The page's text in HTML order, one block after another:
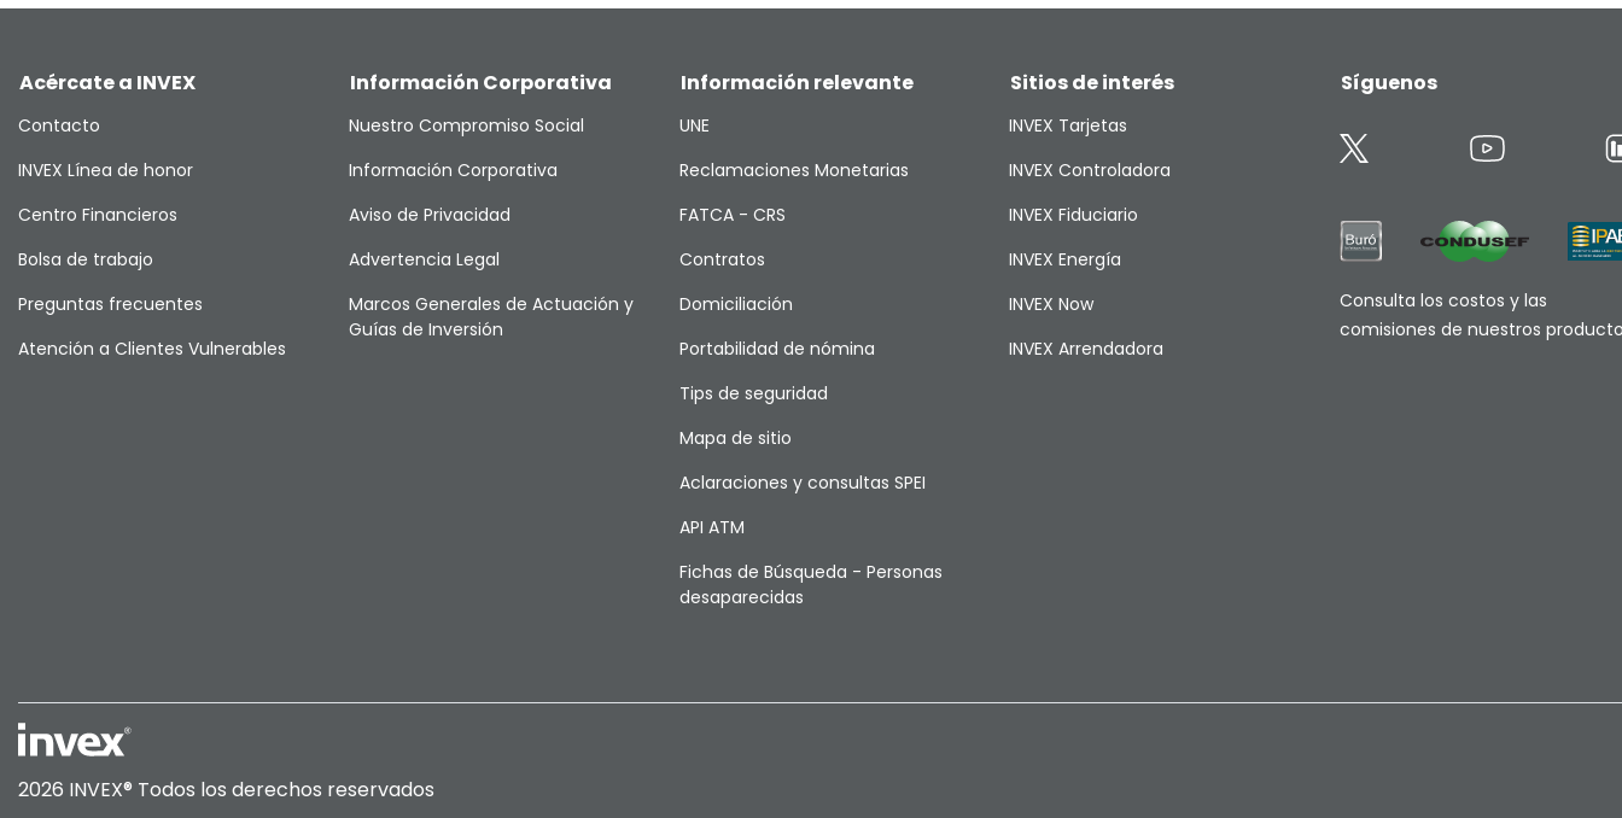
Acércate a INVEX
Contacto
INVEX Línea de honor
Centro Financieros
Bolsa de trabajo
Preguntas frecuentes
Atención a Clientes Vulnerables
Información Corporativa
Nuestro Compromiso Social
Información Corporativa
Aviso de Privacidad
Advertencia Legal
Marcos Generales de Actuación y
Guías de Inversión
Información relevante
UNE
Reclamaciones Monetarias
FATCA - CRS
Contratos
Domiciliación
Portabilidad de nómina
Tips de seguridad
Mapa de sitio
Aclaraciones y consultas SPEI
API ATM
Fichas de Búsqueda - Personas
desaparecidas
Sitios de interés
INVEX Tarjetas
INVEX Controladora
INVEX Fiduciario
INVEX Energía
INVEX Now
INVEX Arrendadora
Síguenos
Consulta los costos y las
comisiones de nuestros
2026 INVEX® Todos los derechos reservados